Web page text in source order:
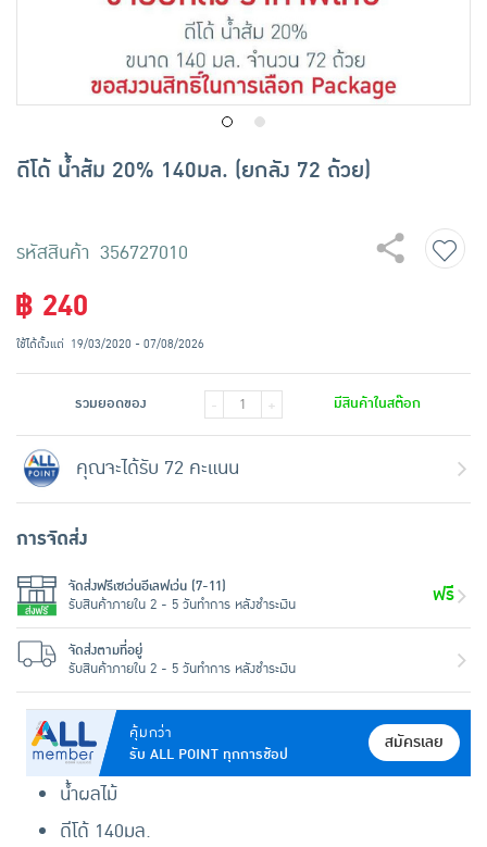
ดีโด้ น้ำส้ม 20% 140มล. (ยกลัง 72 ถ้วย)
รหัสสินค้า 356727010
คุ้มกว่า
รับ ALL POINT ทุกการช้อป
สมัครเลย
น้ำผลไม้
ดีโด้ 140มล.
฿ 240
ใช้ได้ตั้งแต่ 19/03/2020 - 07/08/2026
รวมยอดของ - + มีสินค้าในสต๊อก
คุณจะได้รับ 72 คะแนน
การจัดส่ง
จัดส่งฟรีเซเว่นอีเลฟเว่น (7-11)
รับสินค้าภายใน 2 - 5 วันทำการ หลังชำระเงิน
ฟรี
จัดส่งตามที่อยู่
รับสินค้าภายใน 2 - 5 วันทำการ หลังชำระเงิน